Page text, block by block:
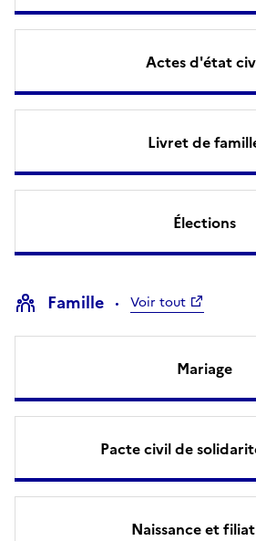
Actes d'état
Livret de
Élections
Famille Voir tout
Mariage
Pacte civil de
Naissance et